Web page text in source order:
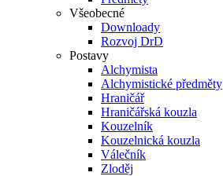
Všeobecné
Downloady
Rozvoj DrD
Postavy
Alchymista
Alchymistické předměty
Hraničář
Hraničářská kouzla
Kouzelník
Kouzelnická kouzla
Válečník
Zloděj